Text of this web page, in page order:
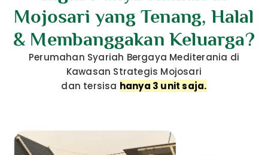
Mojosari yang Tenang, Halal
& Membanggakan Keluarga?
Perumahan Syariah Bergaya Mediterania di
Kawasan Strategis Mojosari
dan tersisa hanya 3 unit saja.​